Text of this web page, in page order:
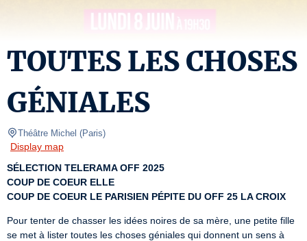
TOUTES LES CHOSES
GÉNIALES
Théâtre Michel (Paris)
Display map
SÉLECTION TELERAMA OFF 2025
COUP DE COEUR ELLE
COUP DE COEUR LE PARISIEN PÉPITE DU OFF 25 LA CROIX
Pour tenter de chasser les idées noires de sa mère, une petite fille
se met à lister toutes les choses géniales qui donnent un sens à